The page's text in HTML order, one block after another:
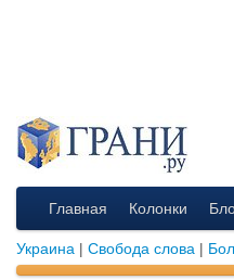
Главная Колонки
Украина | Свобода слова |